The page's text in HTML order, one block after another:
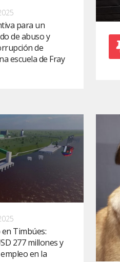
para un
de abuso y
de
escuela de Fray
Timbúes:
277 millones y
en la